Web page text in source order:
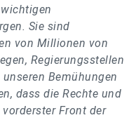
Sie sind
von Millionen von
Regierungsstellen
Bemühungen
dass die Rechte und
Front der